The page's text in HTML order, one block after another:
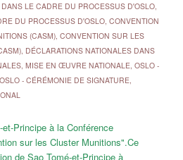
LE CADRE DU PROCESSUS D'OSLO,
DU PROCESSUS D'OSLO, CONVENTION
(CASM), CONVENTION SUR LES
, DÉCLARATIONS NATIONALES DANS
, MISE EN ŒUVRE NATIONALE, OSLO -
OSLO - CÉRÉMONIE DE SIGNATURE,
Principe à la Conférence
sur les Cluster Munitions".Ce
de Sao Tomé-et-Principe à